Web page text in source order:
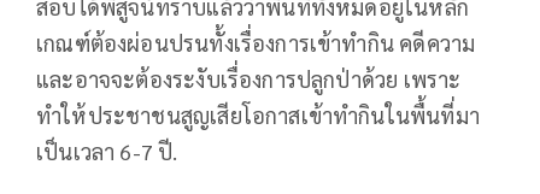
สอบได้พิสูจน์ทราบแล้วว่าพื้นที่ทั้งหมดอยู่ในหลัก
เกณฑ์ต้องผ่อนปรนทั้งเรื่องการเข้าทำกิน คดีความ
และอาจจะต้องระงับเรื่องการปลูกป่าด้วย เพราะ
ทำให้ประชาชนสูญเสียโอกาสเข้าทำกินในพื้นที่มา
เป็นเวลา 6-7 ปี.